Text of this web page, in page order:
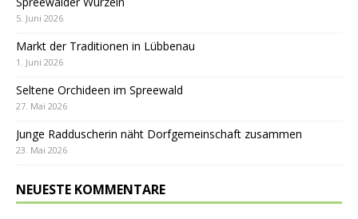
5. Juni 2026
Markt der Traditionen in Lübbenau
1. Juni 2026
Seltene Orchideen im Spreewald
27. Mai 2026
Junge Radduscherin näht Dorfgemeinschaft zusammen
23. Mai 2026
NEUESTE KOMMENTARE